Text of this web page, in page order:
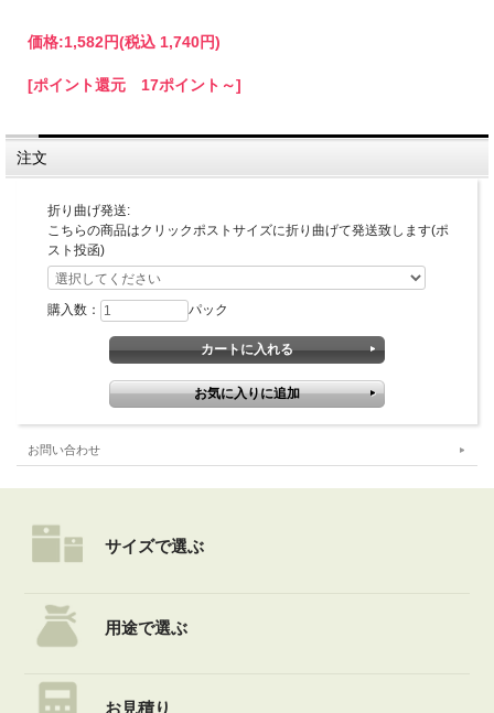
(本体)アルミ蒸着ポリエステルフィルム、ポリエステル不織布
(S字フック)鉄、ユニクロメッキ
※パッケージデザイン等は予告なく変更されることがあります。
日本
■セット内容
■使用期間
1年～2年程度
取り扱いのご注意
・本品は折りたたんだ状態でお届けします。(クリックポスト便)
折り畳み部分のアルミ箔がドット抜けする場合がありますが、ご使用上の遮光・
遮熱効果に影響はございません。
・火気・暖房器具の近くでは使用しないでください。
・本品を本来の使用目的以外では使用しないでください。
・屋外での使用はできません。
・S字フックを掛ける箇所のない窓には使用できません。
・ガラスに飛散防止フィルム等ご利用の場合はフィルムメーカーにご確認の上ご使
用下さい。
・熱吸収により熱割れが発送する場合がありますので、網入りガラスや特殊金属の
さい。
また他の商品との同梱発送は不可です。ご了承ください。
・ご注文時に折り曲げずに発送を選択した場合、送料を調整した金額を自動ご購入
メールの後に再度当店からメールをお送りさせていただきますので、必ずご確認下
価格:1,582円(税込 1,740円)
[ポイント還元 17ポイント～]
注文
折り曲げ発送:
こちらの商品はクリックポストサイズに折り曲げて発送致します(ポ
スト投函)
購入数： パック
お問い合わせ
サイズで選ぶ
用途で選ぶ
お見積り